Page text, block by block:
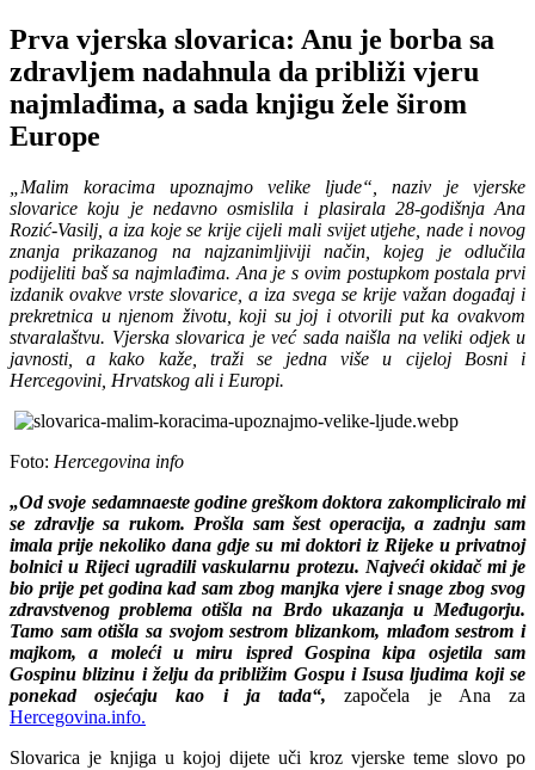
Prva vjerska slovarica: Anu je borba sa
zdravljem nadahnula da približi vjeru
najmlađima, a sada knjigu žele širom
Europe
„Malim koracima upoznajmo velike ljude“, naziv je vjerske
slovarice koju je nedavno osmislila i plasirala 28-godišnja Ana
Rozić-Vasilj, a iza koje se krije cijeli mali svijet utjehe, nade i novog
znanja prikazanog na najzanimljiviji način, kojeg je odlučila
podijeliti baš sa najmlađima. Ana je s ovim postupkom postala prvi
izdanik ovakve vrste slovarice, a iza svega se krije važan događaj i
prekretnica u njenom životu, koji su joj i otvorili put ka ovakvom
stvaralaštvu. Vjerska slovarica je već sada naišla na veliki odjek u
javnosti, a kako kaže, traži se jedna više u cijeloj Bosni i
Hercegovini, Hrvatskog ali i Europi.
Foto: Hercegovina info
„Od svoje sedamnaeste godine greškom doktora zakompliciralo mi
se zdravlje sa rukom. Prošla sam šest operacija, a zadnju sam
imala prije nekoliko dana gdje su mi doktori iz Rijeke u privatnoj
bolnici u Rijeci ugradili vaskularnu protezu. Najveći okidač mi je
bio prije pet godina kad sam zbog manjka vjere i snage zbog svog
zdravstvenog problema otišla na Brdo ukazanja u Međugorju.
Tamo sam otišla sa svojom sestrom blizankom, mlađom sestrom i
majkom, a moleći u miru ispred Gospina kipa osjetila sam
Gospinu blizinu i želju da približim Gospu i Isusa ljudima koji se
ponekad osjećaju kao i ja tada“, započela je Ana za
Hercegovina.info.
Slovarica je knjiga u kojoj dijete uči kroz vjerske teme slovo po